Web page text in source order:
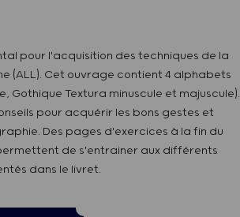
pour l'acquisition des techniques de la
(ALL). Cet ouvrage contient 4 alphabets
Gothique Textura minuscule et majuscule).
pour acquérir les bons gestes et
Des pages d'exercices à la fin du
de s'entrainer aux différents
dans le livret.